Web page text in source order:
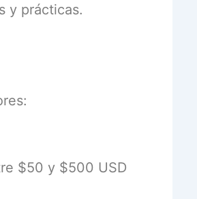
y prácticas.
$50 y $500 USD